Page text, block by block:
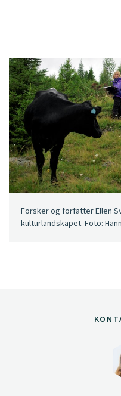
Forsker og forfatter Ellen
kulturlandskapet. Foto: